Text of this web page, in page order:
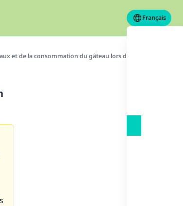
Français
et de la consommation du gâteau lors de son anniversaire